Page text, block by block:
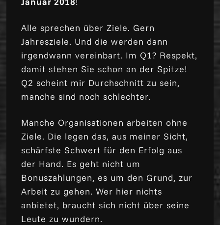
Alle sprechen über Ziele. Gern
Jahresziele. Und die werden dann
irgendwann vereinbart. Im Q1? Respekt,
damit stehen Sie schon an der Spitze!
Q2 scheint mir Durchschnitt zu sein,
manche sind noch schlechter.
Manche Organisationen arbeiten ohne
Ziele. Die legen das, aus meiner Sicht,
schärfste Schwert für den Erfolg aus
der Hand. Es geht nicht um
Bonuszahlungen, es um den Grund, zur
Arbeit zu gehen. Wer hier nichts
anbietet, braucht sich nicht über seine
Leute zu wundern.